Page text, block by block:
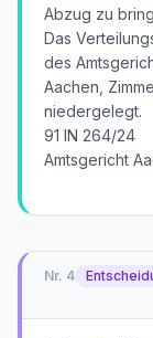
Abzug zu
Das
des
Aachen,
niedergelegt.
91 IN 264/24
Amtsgericht
Nr. 4